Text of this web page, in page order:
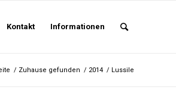
Kontakt Informationen
/ Zuhause gefunden / 2014 / Lussile